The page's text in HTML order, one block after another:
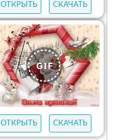
ОТКРЫТЬ СКАЧАТЬ
ОТКРЫТЬ СКАЧАТЬ